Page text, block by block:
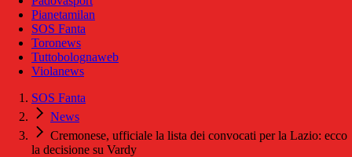
Pianetamilan
SOS Fanta
Toronews
Tuttobolognaweb
Violanews
SOS Fanta
News
Cremonese, ufficiale la lista dei convocati per la Lazio: ecco
la decisione su Vardy